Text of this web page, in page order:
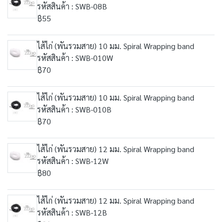
รหัสสินค้า : SWB-08B
฿55
ไส้ไก่ (พันรวมสาย) 10 มม. Spiral Wrapping band
รหัสสินค้า : SWB-010W
฿70
ไส้ไก่ (พันรวมสาย) 10 มม. Spiral Wrapping band
รหัสสินค้า : SWB-010B
฿70
ไส้ไก่ (พันรวมสาย) 12 มม. Spiral Wrapping band
รหัสสินค้า : SWB-12W
฿80
ไส้ไก่ (พันรวมสาย) 12 มม. Spiral Wrapping band
รหัสสินค้า : SWB-12B